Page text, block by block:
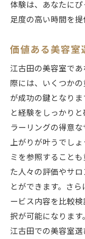
体験は、あなたに
足度の高い時間を提
価値ある美容室
江古田の美容室で
際には、いくつか
が成功の鍵となり
と経験をしっかり
ラーリングの得意
上がりが叶うでし
ミを参照すること
た人々の評価やサ
とができます。さ
ービス内容を比較
択が可能になります
江古田での美容室